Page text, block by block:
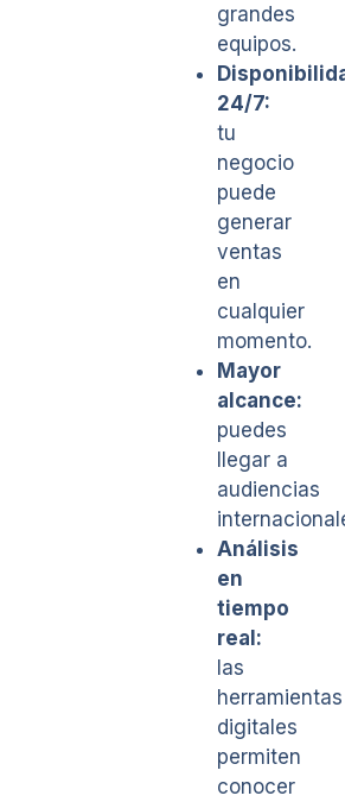
grandes
equipos.
24/7:
tu
negocio
puede
generar
ventas
en
cualquier
momento.
Mayor
alcance:
puedes
llegar a
audiencias
Análisis
en
tiempo
real:
las
herramientas
digitales
permiten
conocer